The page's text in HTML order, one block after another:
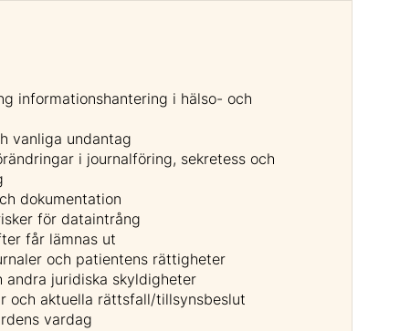
informationshantering i hälso- och
vanliga undantag
i journalföring, sekretess och
dokumentation
för dataintrång
får lämnas ut
och patientens rättigheter
andra juridiska skyldigheter
och aktuella rättsfall/tillsynsbeslut
vardag